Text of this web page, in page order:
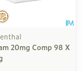
Sur prescription
20mg Comp 98 X